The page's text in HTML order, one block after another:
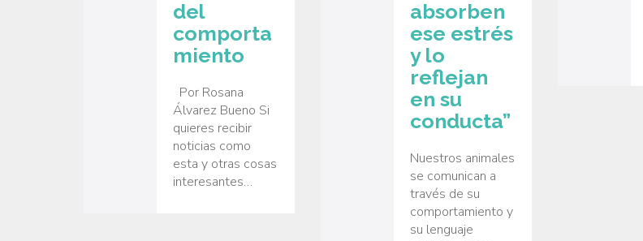
del
comporta
miento
Por Rosana
Álvarez Bueno Si
quieres recibir
noticias como
esta y otras cosas
interesantes…
absorben
ese estrés
y lo
reflejan
en su
conducta”
Nuestros animales
se comunican a
través de su
comportamiento y
su lenguaje